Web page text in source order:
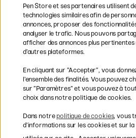
Pays-
UE
Les modes de
Pen Store et ses partenaires utilisent
technologies similaires afin de
annonces, proposer des
analyser le trafic. Nous pouvons
afficher des annonces plus
d’autres plateformes.
En cliquant sur ”Accepter”, vous
l’ensemble des finalités. Vous pouvez
sur ”Paramètres” et vous pouvez à
choix dans notre politique de cookies.
Dans notre politique de cookies, vous
d’informations sur les cookies et sur